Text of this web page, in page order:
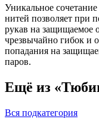
Уникальное
нитей позволяет при
рукав на защищаемое
чрезвычайно гибок и
попадания на
паров.
Ещё из
Вся подкатегория